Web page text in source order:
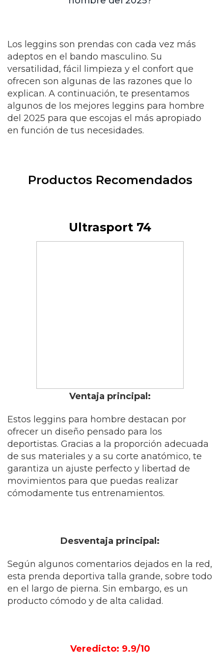
Los leggins son prendas con cada vez más
adeptos en el bando masculino. Su
versatilidad, fácil limpieza y el confort que
ofrecen son algunas de las razones que lo
explican. A continuación, te presentamos
algunos de los mejores leggins para hombre
del 2025 para que escojas el más apropiado
en función de tus necesidades.
Productos Recomendados
Ultrasport 74
Ventaja principal:
Estos leggins para hombre destacan por
ofrecer un diseño pensado para los
deportistas. Gracias a la proporción adecuada
de sus materiales y a su corte anatómico, te
garantiza un ajuste perfecto y libertad de
movimientos para que puedas realizar
cómodamente tus entrenamientos.
Desventaja principal:
Según algunos comentarios dejados en la red,
esta prenda deportiva talla grande, sobre todo
en el largo de pierna. Sin embargo, es un
producto cómodo y de alta calidad.
Veredicto: 9.9/10